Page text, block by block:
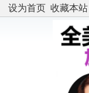
设为首页 收藏本站